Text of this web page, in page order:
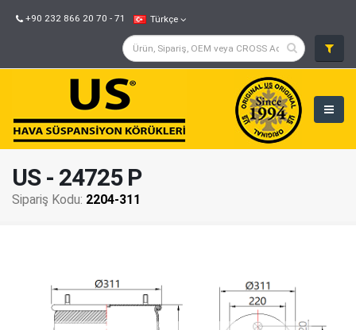
+90 232 866 20 70 - 71 Türkçe
US - 24725 P
Sipariş Kodu: 2204-311